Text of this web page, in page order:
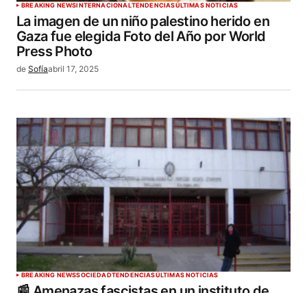
BREAKING NEWSINTERNACIONALTENDENCIASÚLTIMAS NOTICIAS
La imagen de un niño palestino herido en
Gaza fue elegida Foto del Año por World
Press Photo
de Sofíaabril 17, 2025
BREAKING NEWSSOCIEDADTENDENCIASÚLTIMAS NOTICIAS